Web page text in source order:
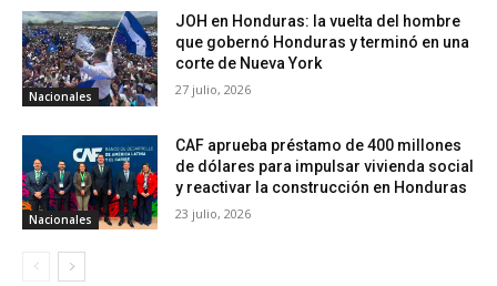
Nacionales
JOH en Honduras: la vuelta del hombre
que gobernó Honduras y terminó en una
corte de Nueva York
27 julio, 2026
Nacionales
CAF aprueba préstamo de 400 millones
de dólares para impulsar vivienda social
y reactivar la construcción en Honduras
23 julio, 2026